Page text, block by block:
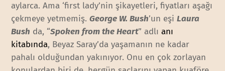
aylarca. Ama ‘first lady’nin şikayetleri, fiyatları aşağı
çekmeye yetmemiş.George W. Bush’un eşiLaura
Bush da, “Spoken from the Heart” adlıanı
kitabında, Beyaz Saray’da yaşamanın ne kadar
pahalı olduğundan yakınıyor. Onu en çok zorlayan